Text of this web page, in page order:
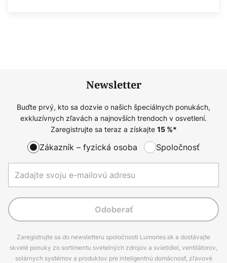
Newsletter
Buďte prvý, kto sa dozvie o našich špeciálnych ponukách,
exkluzívnych zľavách a najnovších trendoch v osvetlení.
Zaregistrujte sa teraz a získajte 15%*
Zákazník – fyzická osoba Spoločnosť
Odoberať
Zaregistrujte sa do newsletteru spoločnosti Lumories.sk a dostávajte
skvelé ponuky zo sortimentu svetelných zdrojov a svietidiel, ventilátorov,
solárnych systémov a produktov pre inteligentnú domácnosť, zľavové